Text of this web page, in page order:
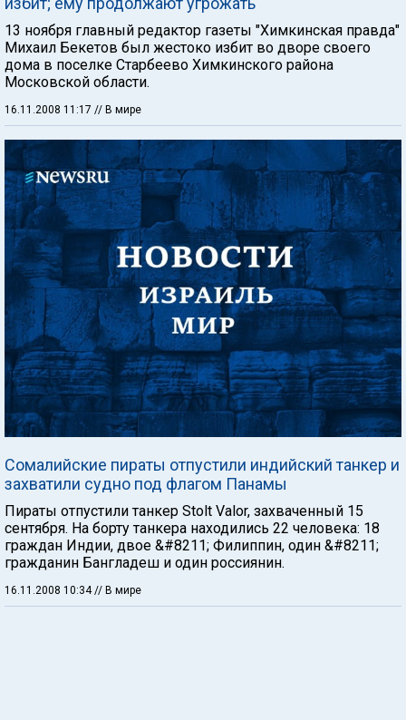
13 ноября главный редактор газеты "Химкинская правда"
Михаил Бекетов был жестоко избит во дворе своего
дома в поселке Старбеево Химкинского района
Московской области.
16.11.2008 11:17 // В мире
Сомалийские пираты отпустили индийский танкер и
захватили судно под флагом Панамы
Пираты отпустили танкер Stolt Valor, захваченный 15
сентября. На борту танкера находились 22 человека: 18
граждан Индии, двое &#8211; Филиппин, один &#8211;
гражданин Бангладеш и один россиянин.
16.11.2008 10:34// В мире